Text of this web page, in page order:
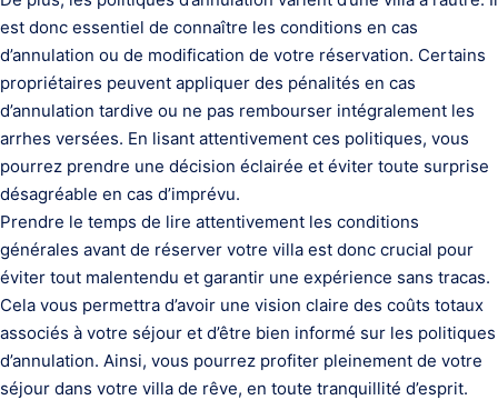
est donc essentiel de connaître les conditions en cas
d’annulation ou de modification de votre réservation. Certains
propriétaires peuvent appliquer des pénalités en cas
d’annulation tardive ou ne pas rembourser intégralement les
arrhes versées. En lisant attentivement ces politiques, vous
pourrez prendre une décision éclairée et éviter toute surprise
désagréable en cas d’imprévu.
Prendre le temps de lire attentivement les conditions
générales avant de réserver votre villa est donc crucial pour
éviter tout malentendu et garantir une expérience sans tracas.
Cela vous permettra d’avoir une vision claire des coûts totaux
associés à votre séjour et d’être bien informé sur les politiques
d’annulation. Ainsi, vous pourrez profiter pleinement de votre
séjour dans votre villa de rêve, en toute tranquillité d’esprit.